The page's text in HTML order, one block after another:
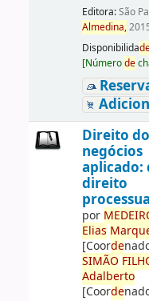
Editora:São
Almedina,
Disponibilida
[Númerode
Direito
negócios
aplicado:
direito
por MEDE
Elias
[Coorde
SIMÃO
Adalberto
[Coorde